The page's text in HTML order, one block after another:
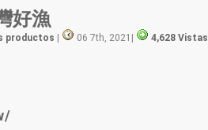
好漁
productos | 06 7th, 2021 | 4,628 Vistas